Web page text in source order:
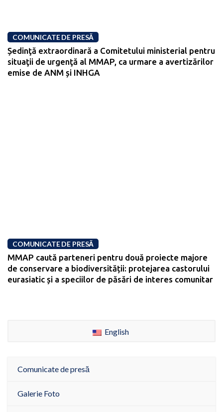
COMUNICATE DE PRESĂ
Ședinţă extraordinară a Comitetului ministerial pentru
situaţii de urgenţă al MMAP, ca urmare a avertizărilor
emise de ANM și INHGA
COMUNICATE DE PRESĂ
MMAP caută parteneri pentru două proiecte majore
de conservare a biodiversității: protejarea castorului
eurasiatic și a speciilor de păsări de interes comunitar
English
Comunicate de presă
Galerie Foto